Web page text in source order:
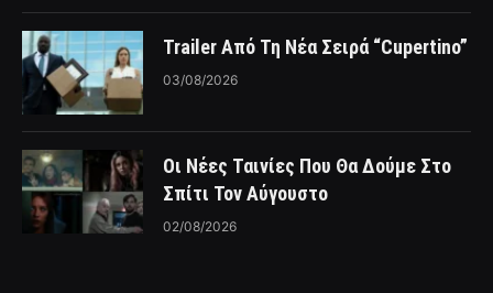
Trailer Από Τη Νέα Σειρά “Cupertino”
03/08/2026
Οι Νέες Ταινίες Που Θα Δούμε Στο
Σπίτι Τον Αύγουστο
02/08/2026